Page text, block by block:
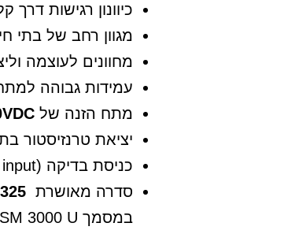
כיוונון רגישות
מגוון רחב של בתי
מחוונים לעוצמה
עמידות גבוהה
מתח הזנה של
יציאת טרנזיסטור
כניסת בדיקה (Test input)
סדרה מאושרת
במסמך SM 3000 U בקטגוריית ההורדות)